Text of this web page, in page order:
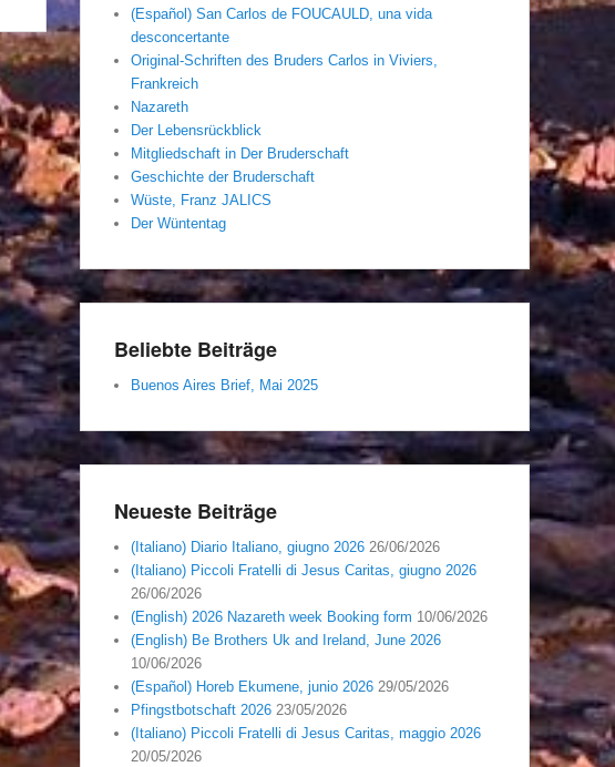
(Español) San Carlos de FOUCAULD, una vida
desconcertante
Original-Schriften des Bruders Carlos in Viviers,
Frankreich
Nazareth
Der Lebensrückblick
Mitgliedschaft in Der Bruderschaft
Geschichte der Bruderschaft
Wüste, Franz JALICS
Der Wüntentag
Beliebte Beiträge
Buenos Aires Brief, Mai 2025
Neueste Beiträge
(Italiano) Diario Italiano, giugno 2026 26/06/2026
(Italiano) Piccoli Fratelli di Jesus Caritas, giugno 2026
26/06/2026
(English) 2026 Nazareth week Booking form 10/06/2026
(English) Be Brothers Uk and Ireland, June 2026
10/06/2026
(Español) Horeb Ekumene, junio 2026 29/05/2026
Pfingstbotschaft 2026 23/05/2026
(Italiano) Piccoli Fratelli di Jesus Caritas, maggio 2026
20/05/2026